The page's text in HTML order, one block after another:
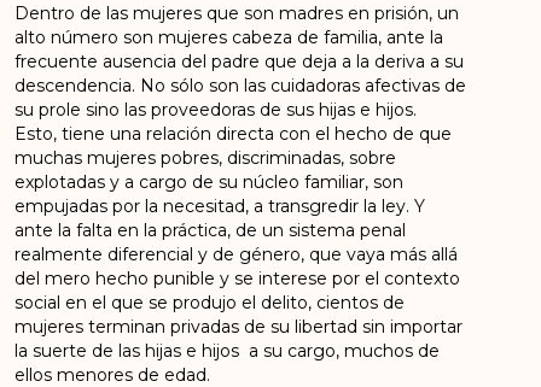
Dentro de las mujeres que son madres en prisión, un
alto número son mujeres cabeza de familia, ante la
frecuente ausencia del padre que deja a la deriva a su
descendencia. No sólo son las cuidadoras afectivas de
su prole sino las proveedoras de sus hijas e hijos.
Esto, tiene una relación directa con el hecho de que
muchas mujeres pobres, discriminadas, sobre
explotadas y a cargo de su núcleo familiar, son
empujadas por la necesitad, a transgredir la ley. Y
ante la falta en la práctica, de un sistema penal
realmente diferencial y de género, que vaya más allá
del mero hecho punible y se interese por el contexto
social en el que se produjo el delito, cientos de
mujeres terminan privadas de su libertad sin importar
la suerte de las hijas e hijos a su cargo, muchos de
ellos menores de edad.